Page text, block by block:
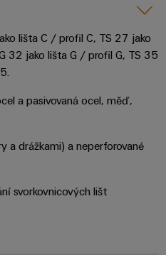
lišta C / profil C, TS 27 jako
32 jako lišta G / profil G, TS 35
a pasivovaná ocel, měď,
a drážkami) a neperforované
svorkovnicových lišt